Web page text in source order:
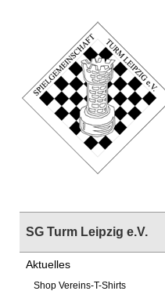
SG Turm Leipzig e.V.
Aktuelles
Shop Vereins-T-Shirts